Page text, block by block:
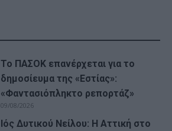
Το ΠΑΣΟΚ επανέρχεται για το
δημοσίευμα της «Εστίας»:
«Φαντασιόπληκτο ρεπορτάζ»
09/08/2026
Ιός Δυτικού Νείλου: Η Αττική στο